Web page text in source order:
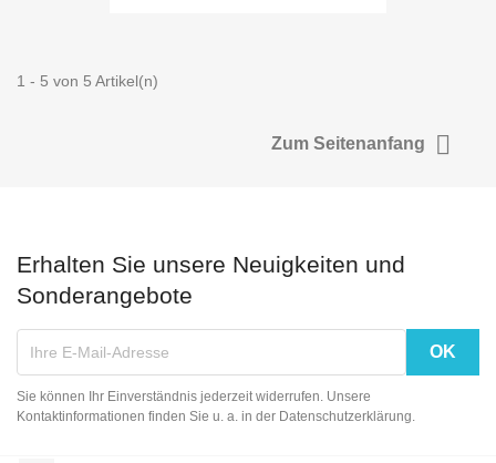
1 - 5 von 5 Artikel(n)
Zum Seitenanfang 
Erhalten Sie unsere Neuigkeiten und
Sonderangebote
Sie können Ihr Einverständnis jederzeit widerrufen. Unsere
Kontaktinformationen finden Sie u. a. in der Datenschutzerklärung.